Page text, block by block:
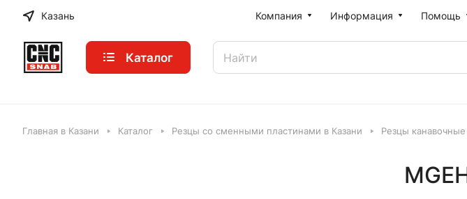
Казань Компания Информация Помощь
Каталог
Главная в Казани Каталог Резцы со сменными пластинами в Казани Резцы